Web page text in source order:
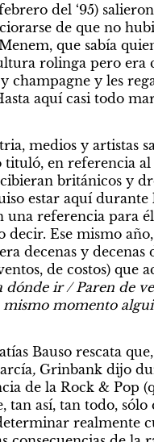
del ‘95)
de que no
que sabía
rolinga pero era
champagne y les
aquí casi todo
medios y artistas
tituló, en referencia
británicos y
estar aquí
una referencia para
Ese mismo
decenas y
de costos) que
dónde ir / Paren de
momento
Bauso rescata
, Grinbank dijo
de la Rock & Pop
así, tan todo, sólo
realmente